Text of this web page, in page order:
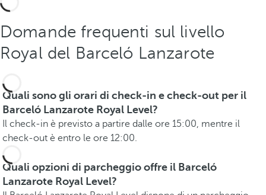
Domande frequenti sul livello
Royal del Barceló Lanzarote
Quali sono gli orari di check-in e check-out per il
Barceló Lanzarote Royal Level?
Il check-in è previsto a partire dalle ore 15:00, mentre il
check-out è entro le ore 12:00.
Quali opzioni di parcheggio offre il Barceló
Lanzarote Royal Level?